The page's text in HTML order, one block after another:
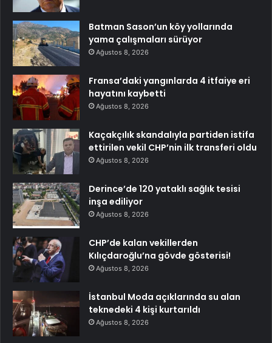
Batman Sason’un köy yollarında
yama çalışmaları sürüyor
Ağustos 8, 2026
Fransa’daki yangınlarda 4 itfaiye eri
hayatını kaybetti
Ağustos 8, 2026
Kaçakçılık skandalıyla partiden istifa
ettirilen vekil CHP’nin ilk transferi oldu
Ağustos 8, 2026
Derince’de 120 yataklı sağlık tesisi
inşa ediliyor
Ağustos 8, 2026
CHP’de kalan vekillerden
Kılıçdaroğlu’na gövde gösterisi!
Ağustos 8, 2026
İstanbul Moda açıklarında su alan
teknedeki 4 kişi kurtarıldı
Ağustos 8, 2026